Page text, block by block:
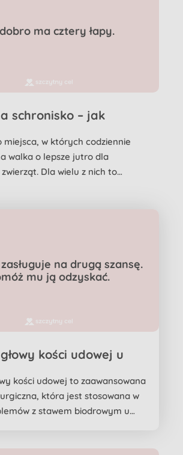
ma cztery łapy.
schronisko – jak
miejsca, w których codziennie
walka o lepsze jutro dla
Dla wielu z nich to
na drugą szansę.
mu ją odzyskać.
kości udowej u
kości udowej to zaawansowana
która jest stosowana w
z stawem biodrowym u